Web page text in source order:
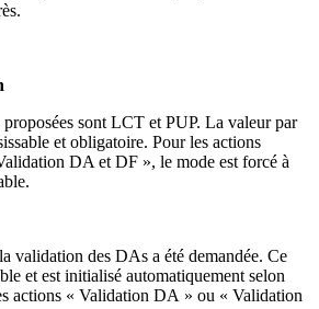
sont LCT et PUP. La valeur par
et obligatoire. Pour les actions
DA et DF », le mode est forcé à
validation des DAs a été demandée. Ce
et est initialisé automatiquement selon
actions « Validation DA » ou « Validation